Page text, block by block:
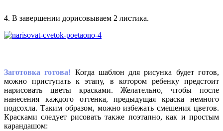
4. В завершении дорисовываем 2 листика.
Заготовка готова! Когда шаблон для рисунка будет готов,
можно приступать к этапу, в котором ребенку предстоит
нарисовать цветы красками. Желательно, чтобы после
нанесения каждого оттенка, предыдущая краска немного
подсохла. Таким образом, можно избежать смешения цветов.
Красками следует рисовать также поэтапно, как и простым
карандашом: